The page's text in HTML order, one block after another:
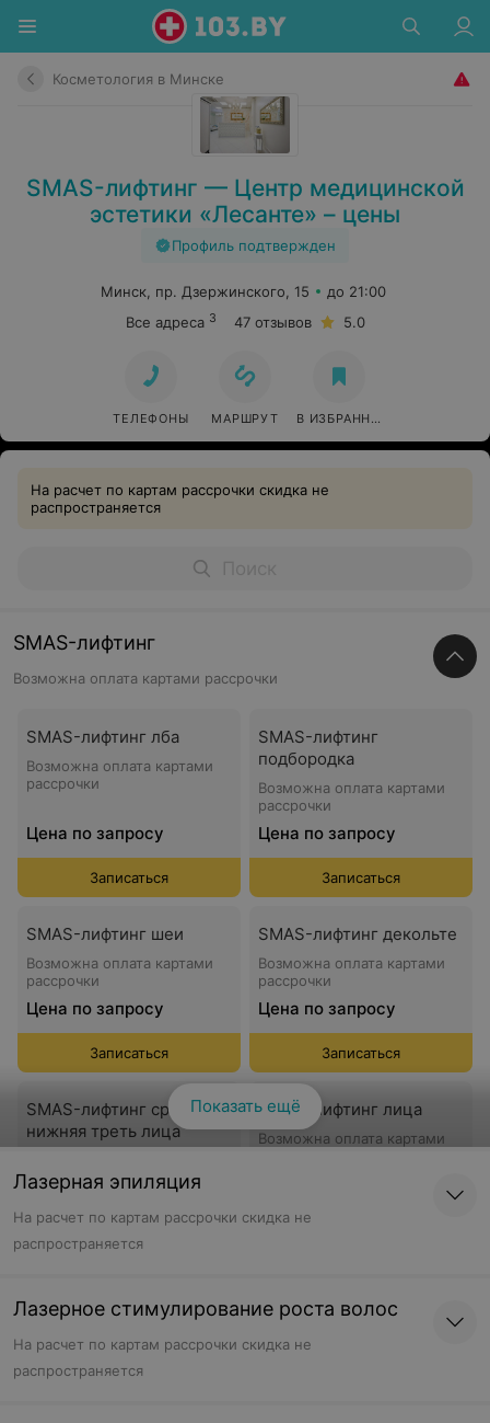
Косметология в Минске
SMAS-лифтинг — Центр медицинской
эстетики «Лесанте» – цены
Профиль подтвержден
Минск, пр. Дзержинского, 15
до 21:00
Все адреса 3 47 отзывов 5.0
ТЕЛЕФОНЫ МАРШРУТ В ИЗБРАННОЕ
На расчет по картам рассрочки скидка не
распространяется
SMAS-лифтинг
Возможна оплата картами рассрочки
SMAS-лифтинг лба
Возможна оплата картами
рассрочки
Цена по запросу
Записаться
SMAS-лифтинг
подбородка
Возможна оплата картами
рассрочки
Цена по запросу
Записаться
SMAS-лифтинг шеи
Возможна оплата картами
рассрочки
Цена по запросу
Записаться
SMAS-лифтинг декольте
Возможна оплата картами
рассрочки
Цена по запросу
Записаться
SMAS-лифтинг средняя +
нижняя треть лица
рассрочки
Записаться
SMAS-лифтинг лица
Возможна оплата картами
SMAS-лифтинг средняя +
подбородок
Возможна оплата картами
SMAS-лифтинг лица и
Возможна оплата картами
Показать ещё
Лазерная эпиляция
На расчет по картам рассрочки скидка не
распространяется
Лазерное стимулирование роста волос
На расчет по картам рассрочки скидка не
распространяется